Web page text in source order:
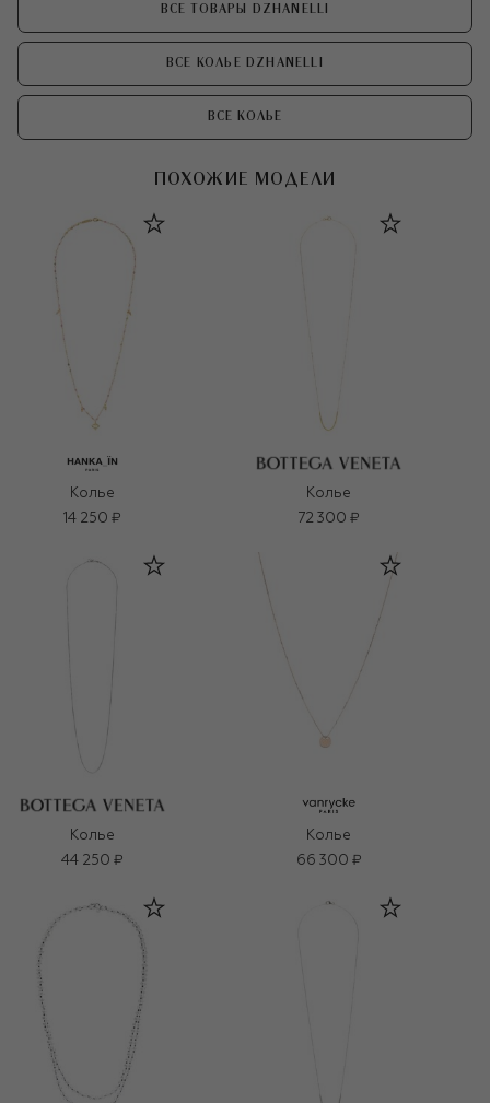
ВСЕ ТОВАРЫ DZHANELLI
ВСЕ КОЛЬЕ DZHANELLI
ВСЕ КОЛЬЕ
ПОХОЖИЕ МОДЕЛИ
Колье
14 250 ₽
Колье
72 300 ₽
Колье
44 250 ₽
Колье
66 300 ₽